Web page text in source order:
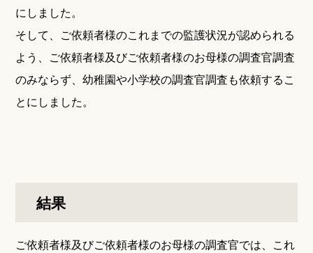
にしました。
そして、ご依頼者様のこれまでの監護状況が認められる
よう、ご依頼者様及びご依頼者様のお母様の調査官調査
のみならず、幼稚園や小学校の調査官調査も依頼するこ
とにしました。
結果
ご依頼者様及びご依頼者様のお母様の調査官では、これ